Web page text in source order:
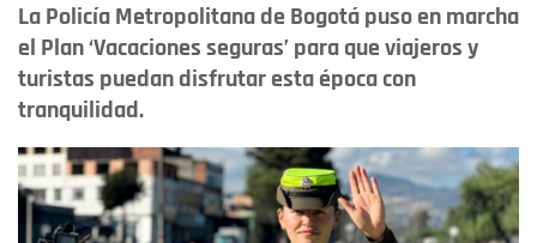
La Policía Metropolitana de Bogotá puso en marcha
el Plan ‘Vacaciones seguras’ para que viajeros y
turistas puedan disfrutar esta época con
tranquilidad.